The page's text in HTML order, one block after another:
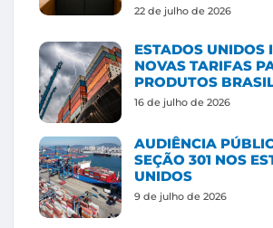
22 de julho de 2026
ESTADOS UNIDOS
NOVAS TARIFAS
PRODUTOS
16 de julho de 2026
AUDIÊNCIA
SEÇÃO 301 NOS
UNIDOS
9 de julho de 2026